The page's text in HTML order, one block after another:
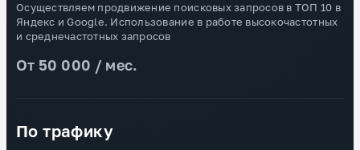
Осуществляем продвижение поисковых запросов в ТОП 10 в
Яндекс и Google. Использование в работе высокочастотных
и среднечастотных запросов
От 50 000 / мес.
По трафику